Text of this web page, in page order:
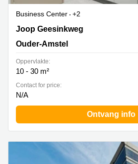
Business Center
+2
Joop Geesinkweg 601, Ouder-Amstel
Joop Geesinkweg
Ouder-Amstel
Oppervlakte:
10 - 30 m²
Contact for price:
N/A
Ontvang info